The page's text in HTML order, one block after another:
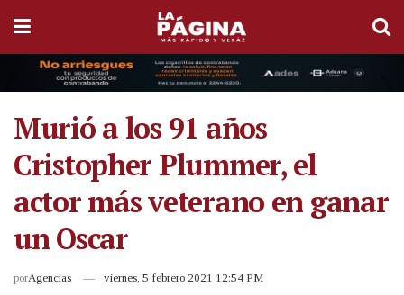
Murió a los 91 años
Cristopher Plummer, el
actor más veterano en ganar
un Oscar
porAgencias viernes, 5 febrero 2021 12:54 PM